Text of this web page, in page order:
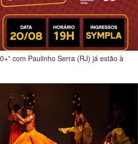
com Paulinho Serra (RJ) já estão à